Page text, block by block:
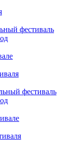
фестиваль
фестиваль